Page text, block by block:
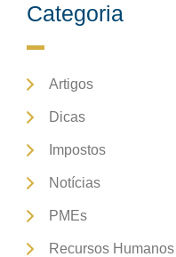
Categoria
Artigos
Dicas
Impostos
Notícias
PMEs
Recursos Humanos